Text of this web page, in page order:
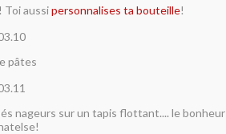
Toi aussipersonnalises ta bouteille!
pâtes
nageurs sur un tapis flottant.... le bonheur